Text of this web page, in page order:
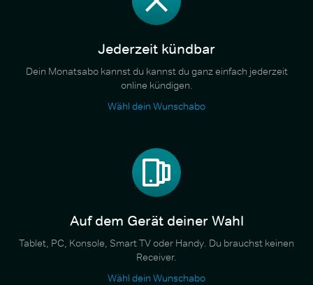
Jederzeit kündbar
Dein Monatsabo kannst du kannst du ganz einfach jederzeit
online kündigen.
Wähl dein Wunschabo
Auf dem Gerät deiner Wahl
Tablet, PC, Konsole, Smart TV oder Handy. Du brauchst keinen
Receiver.
Wähl dein Wunschabo